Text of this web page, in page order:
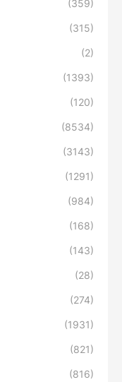
(359)
(315)
(2)
(1393)
(120)
(8534)
(3143)
(1291)
(984)
(168)
(143)
(28)
(274)
(1931)
(821)
(816)